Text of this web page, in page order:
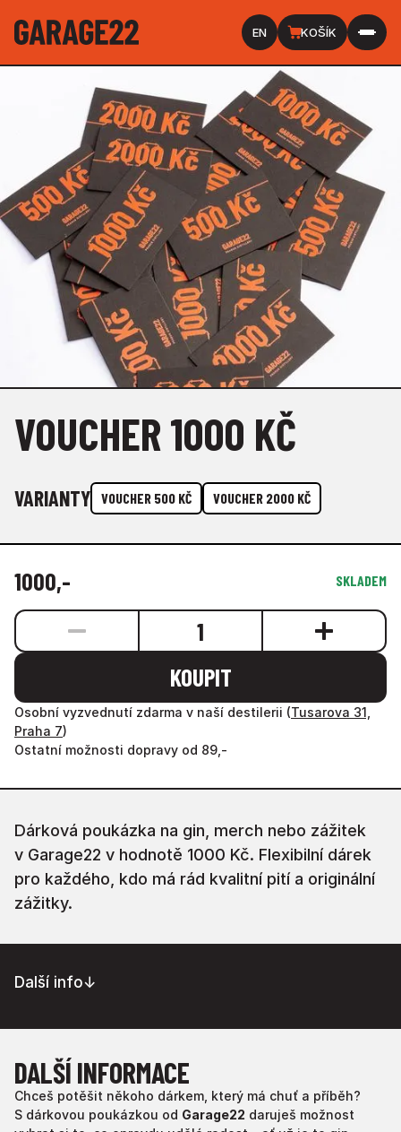
EN KOŠÍK
VOUCHER 1000 KČ
VARIANTY VOUCHER 500 KČ VOUCHER 2000 KČ
1000,- SKLADEM
1
KOUPIT
Osobní vyzvednutí zdarma v naší destilerii (Tusarova 31,
Praha 7)
Ostatní možnosti dopravy od 89,-
Dárková poukázka na gin, merch nebo zážitek
v Garage22 v hodnotě 1000 Kč. Flexibilní dárek
pro každého, kdo má rád kvalitní pití a originální
zážitky.
Další info↓
DALŠÍ INFORMACE
Chceš potěšit někoho dárkem, který má chuť a příběh?
S dárkovou poukázkou od Garage22 daruješ možnost